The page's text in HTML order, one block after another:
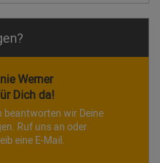
Werner
Dich da!
beantworten wir Deine
Ruf uns an oder
eine E-Mail.